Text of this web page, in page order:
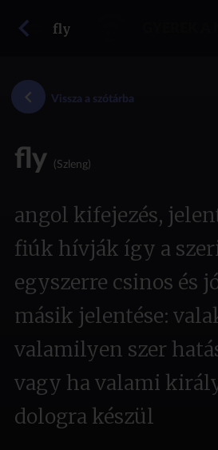
fly
Vissza a szótárba
fly (Szleng)
angol kifejezés,
fiúk hívják így a
egyszerre csinos és
másik jelentése:
valamilyen szer
vagy ha valami
dologra készül